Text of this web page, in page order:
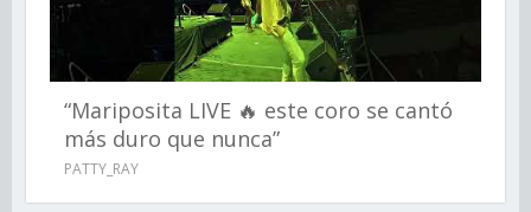
“Mariposita LIVE 🔥 este coro se cantó
más duro que nunca”
PATTY_RAY